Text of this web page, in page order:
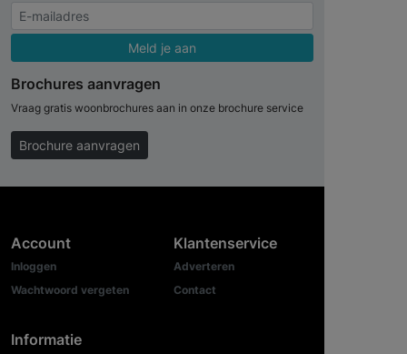
Meld je aan
Brochures aanvragen
Vraag gratis woonbrochures aan in onze brochure service
Brochure aanvragen
Account
Inloggen
Wachtwoord vergeten
Informatie
Klantenservice
Adverteren
Contact